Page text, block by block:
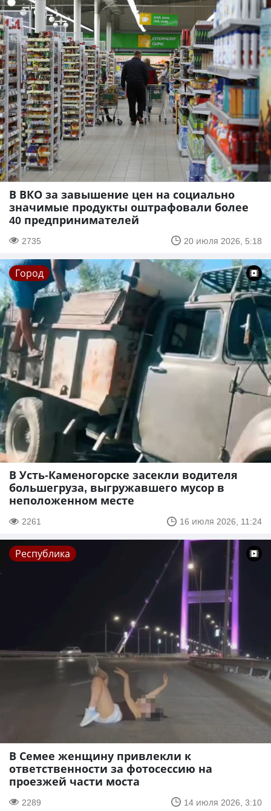
В ВКО за завышение цен на социально
значимые продукты оштрафовали более
40 предпринимателей
2735 20 июля 2026, 5:18
Город
В Усть-Каменогорске засекли водителя
большегруза, выгружавшего мусор в
неположенном месте
2261 16 июля 2026, 11:24
Республика
В Семее женщину привлекли к
ответственности за фотосессию на
проезжей части моста
2289 14 июля 2026, 3:10